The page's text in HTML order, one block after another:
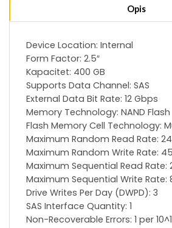
Opis
Device Location: Internal
Form Factor: 2.5″
Kapacitet: 400 GB
Supports Data Channel: SAS
External Data Bit Rate: 12 Gbps
Memory Technology: NAND Flash
Flash Memory Cell Technology:
Maximum Random Read Rate:
Maximum Random Write Rate:
Maximum Sequential Read Rate:
Maximum Sequential Write Rate:
Drive Writes Per Day (DWPD): 3
SAS Interface Quantity: 1
Non-Recoverable Errors: 1 per